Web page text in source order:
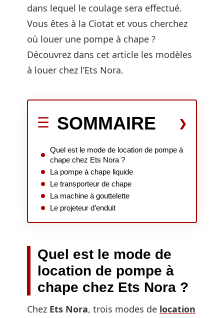
dans lequel le coulage sera effectué.
Vous êtes à la Ciotat et vous cherchez
où louer une pompe à chape ?
Découvrez dans cet article les modèles
à louer chez l’Ets Nora.
SOMMAIRE
Quel est le mode de location de pompe à
chape chez Ets Nora ?
La pompe à chape liquide
Le transporteur de chape
La machine à gouttelette
Le projeteur d’enduit
Quel est le mode de
location de pompe à
chape chez Ets Nora ?
Chez Ets Nora, trois modes de location